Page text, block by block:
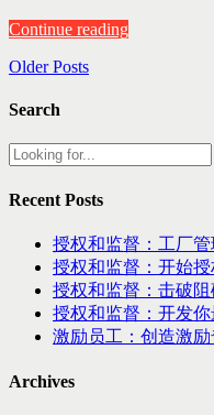
Continue reading
Older Posts
Search
Recent Posts
授权和监督：工厂
授权和监督：开始授
授权和监督：击破
授权和监督：开发
激励员工：创造激
Archives